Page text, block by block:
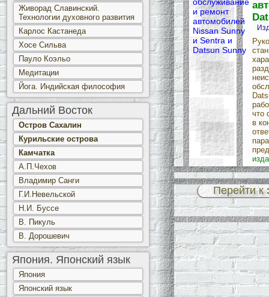
Живорад Славинский.
Технологии духовного развития
Карлос Кастанеда
Хосе Сильва
Пауло Коэльо
Медитации
Йога. Индийская философия
Дальний Восток
Остров Сахалин
Курильские острова
Камчатка
А.П.Чехов
Владимир Санги
Г.И.Невельской
Н.И. Буссе
В. Пикуль
В. Дорошевич
Япония. Японский язык
Япония
Японский язык
что
в
Перейти к